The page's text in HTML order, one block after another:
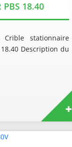
PBS 18.40
stationnaire
Description du